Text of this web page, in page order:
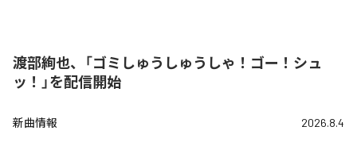
渡部絢也、「ゴミしゅうしゅうしゃ！ゴー！シュ
ッ！」を配信開始
新曲情報 2026.8.4